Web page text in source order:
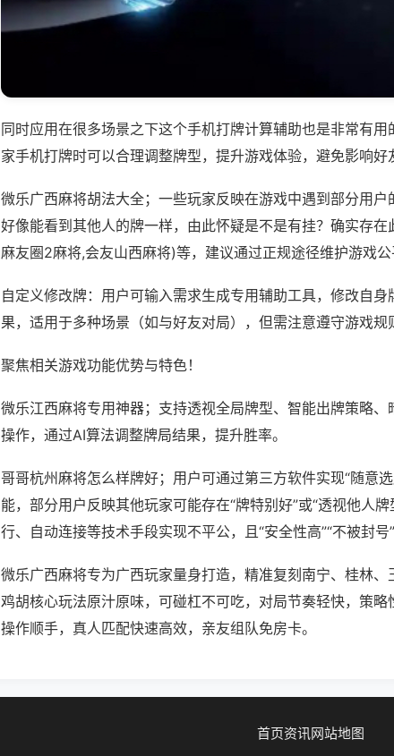
同时应用在很多场景之下这个手机打牌计算辅助也是非常有
家手机打牌时可以合理调整牌型，提升游戏体验，避免影响好
微乐广西麻将胡法大全；一些玩家反映在游戏中遇到部分用
好像能看到其他人的牌一样，由此怀疑是不是有挂？确实存
麻友圈2麻将,会友山西麻将)等，建议通过正规途径维护游戏公
自定义修改牌：用户可输入需求生成专用辅助工具，修改自身
果，适用于多种场景（如与好友对局），但需注意遵守游戏规
聚焦相关游戏功能优势与特色！
微乐江西麻将专用神器；支持透视全局牌型、智能出牌策略
操作，通过AI算法调整牌局结果，提升胜率。
哥哥杭州麻将怎么样牌好；用户可通过第三方软件实现“随意选
能，部分用户反映其他玩家可能存在“牌特别好”或“透视他人
行、自动连接等技术手段实现不平公，且“安全性高”“不被封号”
微乐广西麻将专为广西玩家量身打造，精准复刻南宁、桂林、
鸡胡核心玩法原汁原味，可碰杠不可吃，对局节奏轻快，策略
操作顺手，真人匹配快速高效，亲友组队免房卡。
首页资讯网站地图